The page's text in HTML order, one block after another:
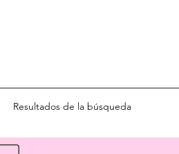
Resultados de la búsqueda